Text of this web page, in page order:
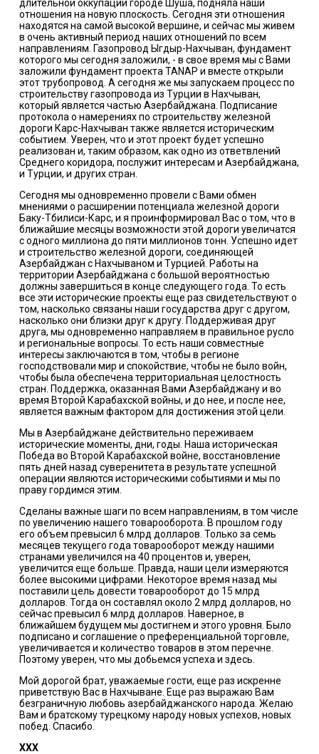
длительной оккупации городе Шуша, подняла наши
отношения на новую плоскость. Сегодня эти отношения
находятся на самой высокой вершине, и сейчас мы живем
в очень активный период наших отношений по всем
направлениям. Газопровод Ыгдыр-Нахчыван, фундамент
которого мы сегодня заложили, - в свое время мы с Вами
заложили фундамент проекта TANAP и вместе открыли
этот трубопровод. А сегодня же мы запускаем процесс по
строительству газопровода из Турции в Нахчыван,
который является частью Азербайджана. Подписание
протокола о намерениях по строительству железной
дороги Карс-Нахчыван также является историческим
событием. Уверен, что и этот проект будет успешно
реализован и, таким образом, как одно из ответвлений
Среднего коридора, послужит интересам и Азербайджана,
и Турции, и других стран.
Сегодня мы одновременно провели с Вами обмен
мнениями о расширении потенциала железной дороги
Баку-Тбилиси-Карс, и я проинформировал Вас о том, что в
ближайшие месяцы возможности этой дороги увеличатся
с одного миллиона до пяти миллионов тонн. Успешно идет
и строительство железной дороги, соединяющей
Азербайджан с Нахчываном и Турцией. Работы на
территории Азербайджана с большой вероятностью
должны завершиться в конце следующего года. То есть
все эти исторические проекты еще раз свидетельствуют о
том, насколько связаны наши государства друг с другом,
насколько они близки друг к другу. Поддерживая друг
друга, мы одновременно направляем в правильное русло
и региональные вопросы. То есть наши совместные
интересы заключаются в том, чтобы в регионе
господствовали мир и спокойствие, чтобы не было войн,
чтобы была обеспечена территориальная целостность
стран. Поддержка, оказанная Вами Азербайджану и во
время Второй Карабахской войны, и до нее, и после нее,
является важным фактором для достижения этой цели.
Мы в Азербайджане действительно переживаем
исторические моменты, дни, годы. Наша историческая
Победа во Второй Карабахской войне, восстановление
пять дней назад суверенитета в результате успешной
операции являются историческими событиями и мы по
праву гордимся этим.
Сделаны важные шаги по всем направлениям, в том числе
по увеличению нашего товарооборота. В прошлом году
его объем превысил 6 млрд долларов. Только за семь
месяцев текущего года товарооборот между нашими
странами увеличился на 40 процентов и, уверен,
увеличится еще больше. Правда, наши цели измеряются
более высокими цифрами. Некоторое время назад мы
поставили цель довести товарооборот до 15 млрд
долларов. Тогда он составлял около 2 млрд долларов, но
сейчас превысил 6 млрд долларов. Наверное, в
ближайшем будущем мы достигнем и этого уровня. Было
подписано и соглашение о преференциальной торговле,
увеличивается и количество товаров в этом перечне.
Поэтому уверен, что мы добьемся успеха и здесь.
Мой дорогой брат, уважаемые гости, еще раз искренне
приветствую Вас в Нахчыване. Еще раз выражаю Вам
безграничную любовь азербайджанского народа. Желаю
Вам и братскому турецкому народу новых успехов, новых
побед. Спасибо.
ХХХ